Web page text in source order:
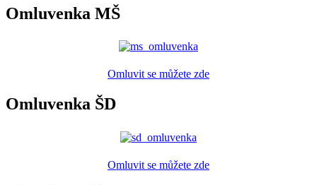
Omluvenka MŠ
Omluvit se můžete zde
Omluvenka ŠD
Omluvit se můžete zde